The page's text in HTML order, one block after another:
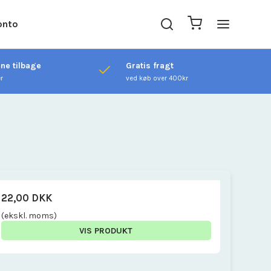
tilbage Gratis fragt
ved køb over 400kr
22,00 DKK
(ekskl. moms)
VIS PRODUKT